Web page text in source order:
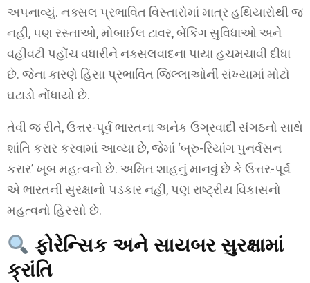
અપનાવ્યું. નક્સલ પ્રભાવિત વિસ્તારોમાં માત્ર હથિયારોથી જ
નહીં, પણ રસ્તાઓ, મોબાઈલ ટાવર, બેંકિંગ સુવિધાઓ અને
વહીવટી પહોંચ વધારીને નક્સલવાદના પાયા હચમચાવી દીધા
છે. જેના કારણે હિંસા પ્રભાવિત જિલ્લાઓની સંખ્યામાં મોટો
ઘટાડો નોંધાયો છે.
તેવી જ રીતે, ઉત્તર-પૂર્વ ભારતના અનેક ઉગ્રવાદી સંગઠનો સાથે
શાંતિ કરાર કરવામાં આવ્યા છે, જેમાં ‘બ્રુ-રિયાંગ પુનર્વસન
કરાર’ ખૂબ મહત્વનો છે. અમિત શાહનું માનવું છે કે ઉત્તર-પૂર્વ
એ ભારતની સુરક્ષાનો પડકાર નહીં, પણ રાષ્ટ્રીય વિકાસનો
મહત્વનો હિસ્સો છે.
ફોરેન્સિક અને સાયબર સુરક્ષામાં
ક્રાંતિ